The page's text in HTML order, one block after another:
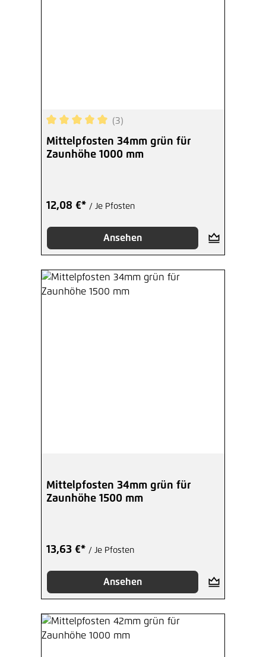
Durchschnittliche Bewertung von 5 von 5
(3)
Mittelpfosten 34mm grün für
Zaunhöhe 1000 mm
12,08 €* / Je Pfosten
Ansehen
Mittelpfosten 34mm grün für
Zaunhöhe 1500 mm
13,63 €* / Je Pfosten
Ansehen